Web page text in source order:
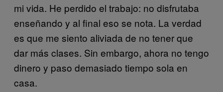
mi vida. He perdido el trabajo: no disfrutaba
enseñando y al final eso se nota. La verdad
es que me siento aliviada de no tener que
dar más clases. Sin embargo, ahora no tengo
dinero y paso demasiado tiempo sola en
casa.